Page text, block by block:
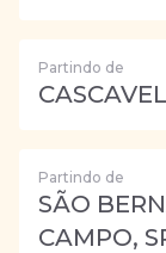
Partindo de
Partindo de
SÃO
CAMPO,